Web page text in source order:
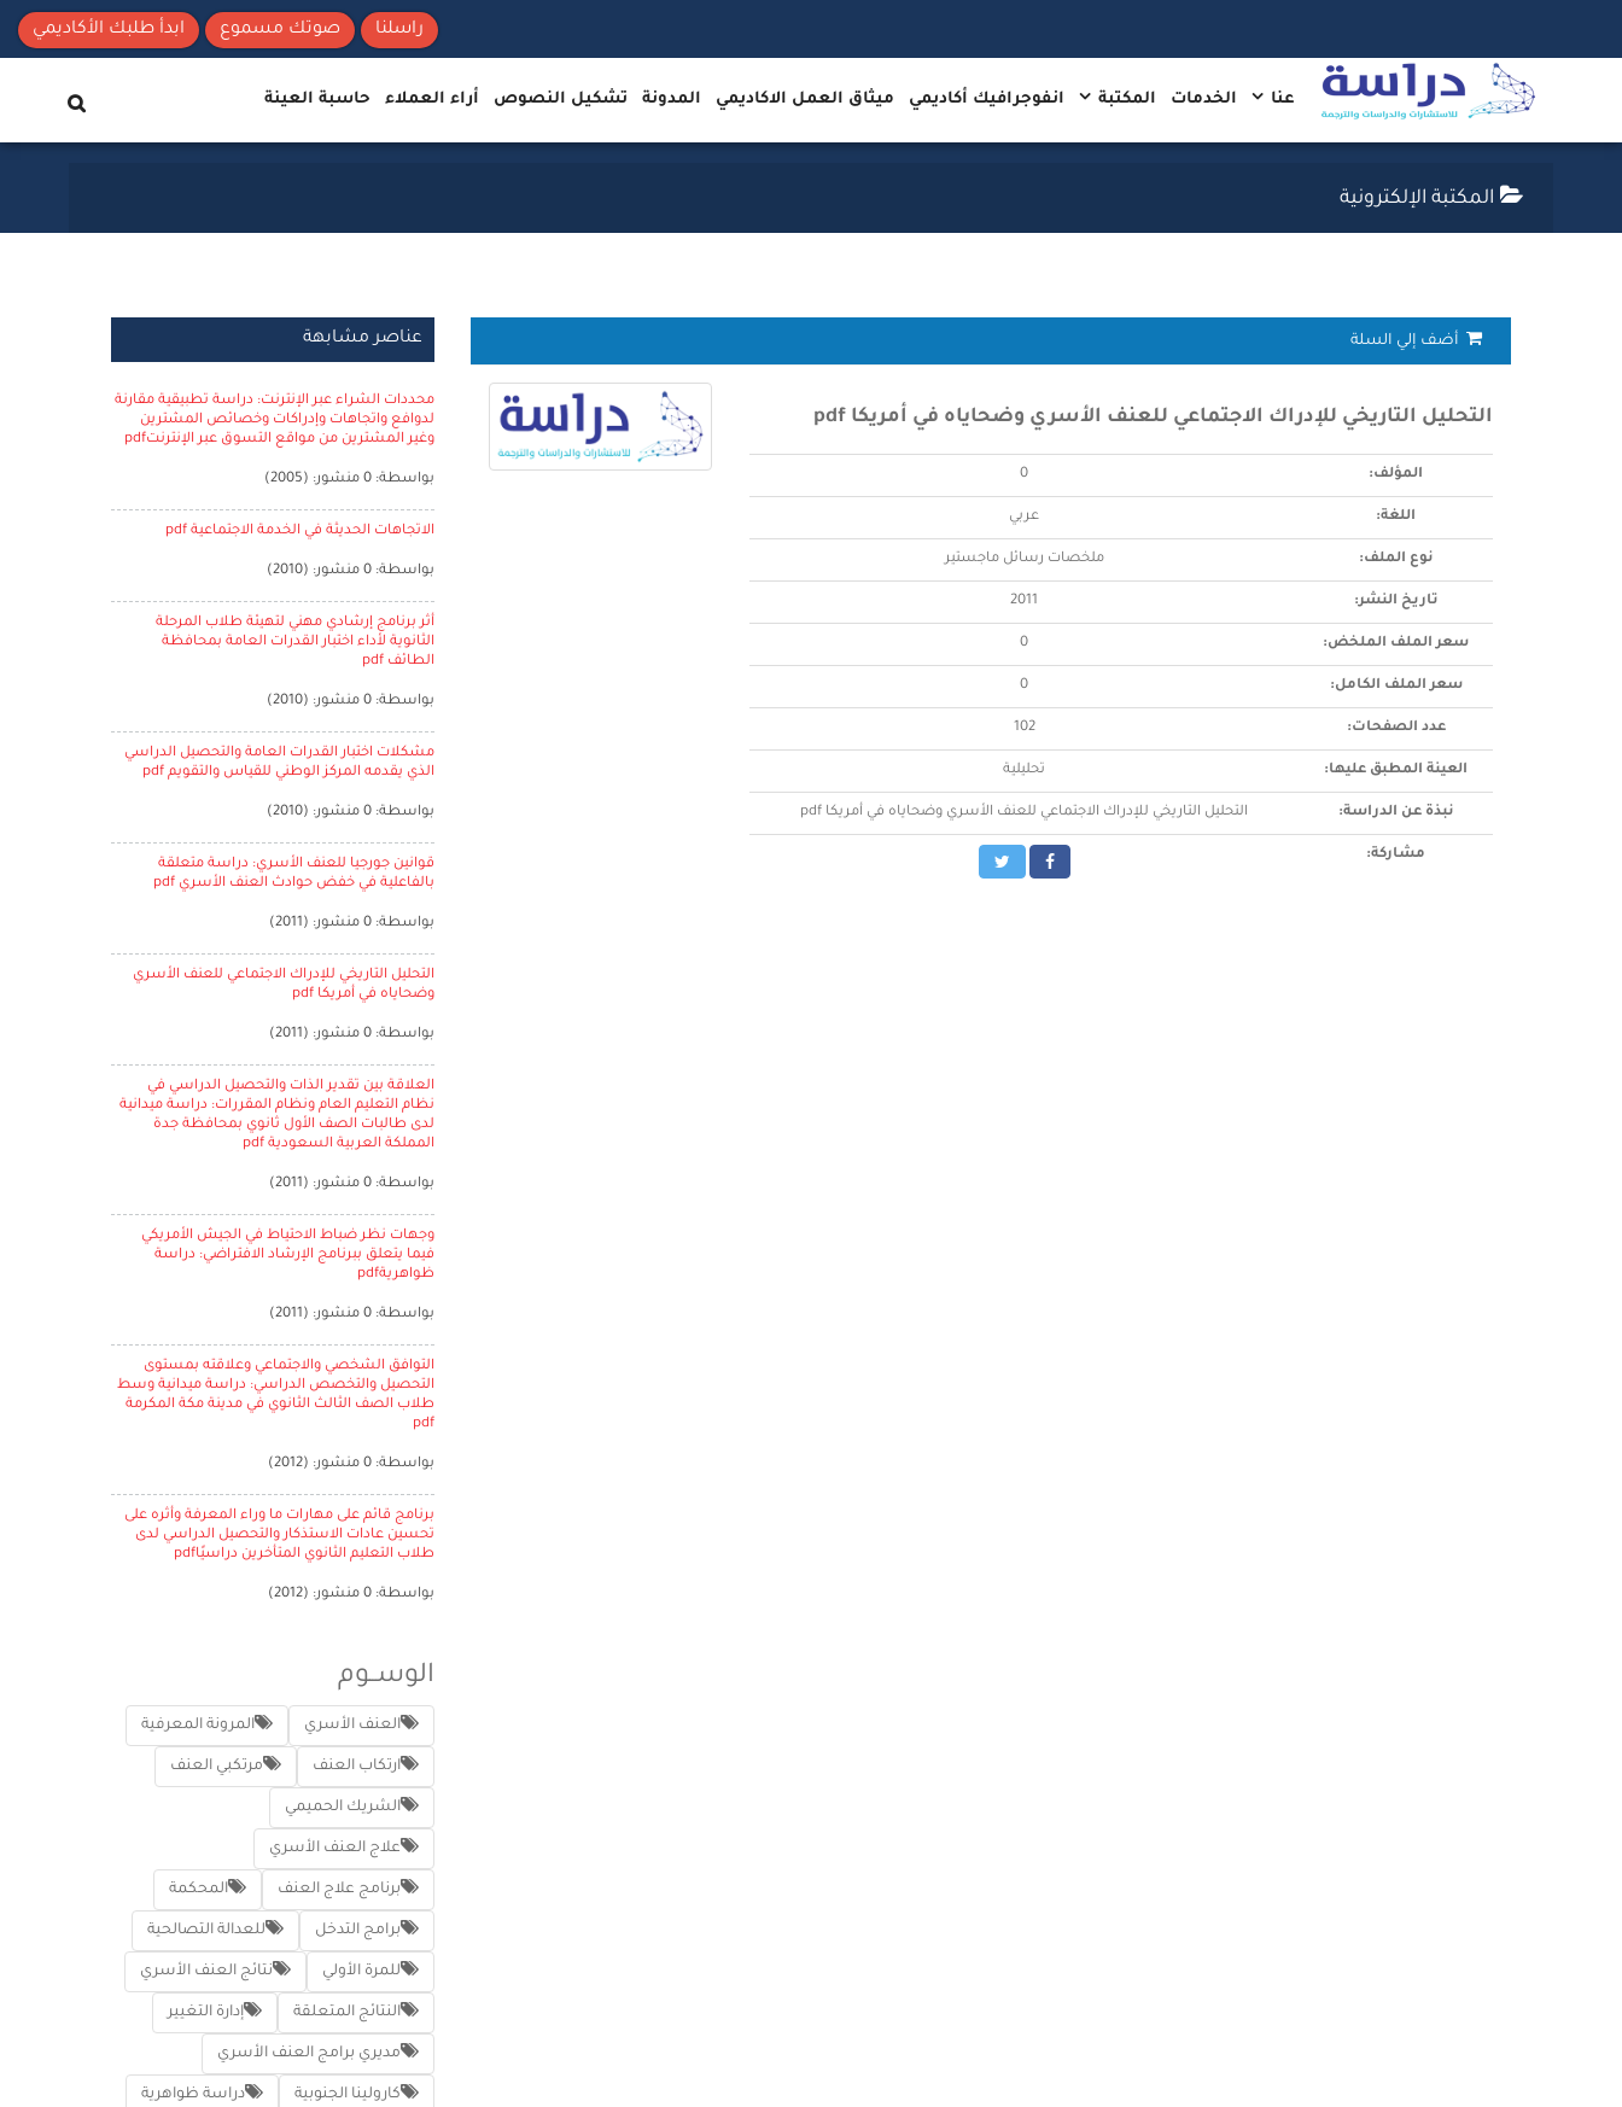
ابدأ طلبك الأكاديمي صوتك مسموع راسلنا
عنا الخدمات المكتبة انفوجرافيك أكاديمي ميثاق العمل الاكاديمي المدونة تشكيل النصوص أراء العملاء حاسبة العينة
المكتبة الإلكترونية
أضف إلي السلة
التحليل التاريخي للإدراك الاجتماعي للعنف الأسري وضحاياه في أمريكا pdf
المؤلف: 0
اللغة: عربي
نوع الملف: ملخصات رسائل ماجستير
تاريخ النشر: 2011
سعر الملف الملخض: 0
سعر الملف الكامل: 0
عدد الصفحات: 102
العينة المطبق عليها: تحليلية
نبذة عن الدراسة: التحليل التاريخي للإدراك الاجتماعي للعنف الأسري وضحاياه في أمريكا pdf
مشاركة:
عناصر مشابهة
محددات الشراء عبر الإنترنت: دراسة تطبيقية مقارنة
لدوافع واتجاهات وإدراكات وخصائص المشترين
وغير المشترين من مواقع التسوق عبر الإنترنتpdf
بواسطة: 0 منشور: (2005)
الاتجاهات الحديثة في الخدمة الاجتماعية pdf
بواسطة: 0 منشور: (2010)
أثر برنامج إرشادي مهني لتهيئة طلاب المرحلة
الثانوية لأداء اختبار القدرات العامة بمحافظة
الطائف pdf
بواسطة: 0 منشور: (2010)
مشكلات اختبار القدرات العامة والتحصيل الدراسي
الذي يقدمه المركز الوطني للقياس والتقويم pdf
بواسطة: 0 منشور: (2010)
قوانين جورجيا للعنف الأسري: دراسة متعلقة
بالفاعلية في خفض حوادث العنف الأسري pdf
بواسطة: 0 منشور: (2011)
التحليل التاريخي للإدراك الاجتماعي للعنف الأسري
وضحاياه في أمريكا pdf
بواسطة: 0 منشور: (2011)
العلاقة بين تقدير الذات والتحصيل الدراسي في
نظام التعليم العام ونظام المقررات: دراسة ميدانية
لدى طالبات الصف الأول ثانوي بمحافظة جدة
المملكة العربية السعودية pdf
بواسطة: 0 منشور: (2011)
وجهات نظر ضباط الاحتياط في الجيش الأمريكي
فيما يتعلق ببرنامج الإرشاد الافتراضي: دراسة
ظواهريةpdf
بواسطة: 0 منشور: (2011)
التوافق الشخصي والاجتماعي وعلاقته بمستوى
التحصيل والتخصص الدراسي: دراسة ميدانية وسط
طلاب الصف الثالث الثانوي في مدينة مكة المكرمة
pdf
بواسطة: 0 منشور: (2012)
برنامج قائم على مهارات ما وراء المعرفة وأثره على
تحسين عادات الاستذكار والتحصيل الدراسي لدى
طلاب التعليم الثانوي المتأخرين دراسيًاpdf
بواسطة: 0 منشور: (2012)
الوســوم
العنف الأسري المرونة المعرفية
ارتكاب العنف مرتكبي العنف
الشريك الحميمي
علاج العنف الأسري
برنامج علاج العنف المحكمة
برامج التدخل للعدالة التصالحية
للمرة الأولي نتائج العنف الأسري
النتائج المتعلقة إدارة التغيير
مديري برامج العنف الأسري
كارولينا الجنوبية دراسة ظواهرية